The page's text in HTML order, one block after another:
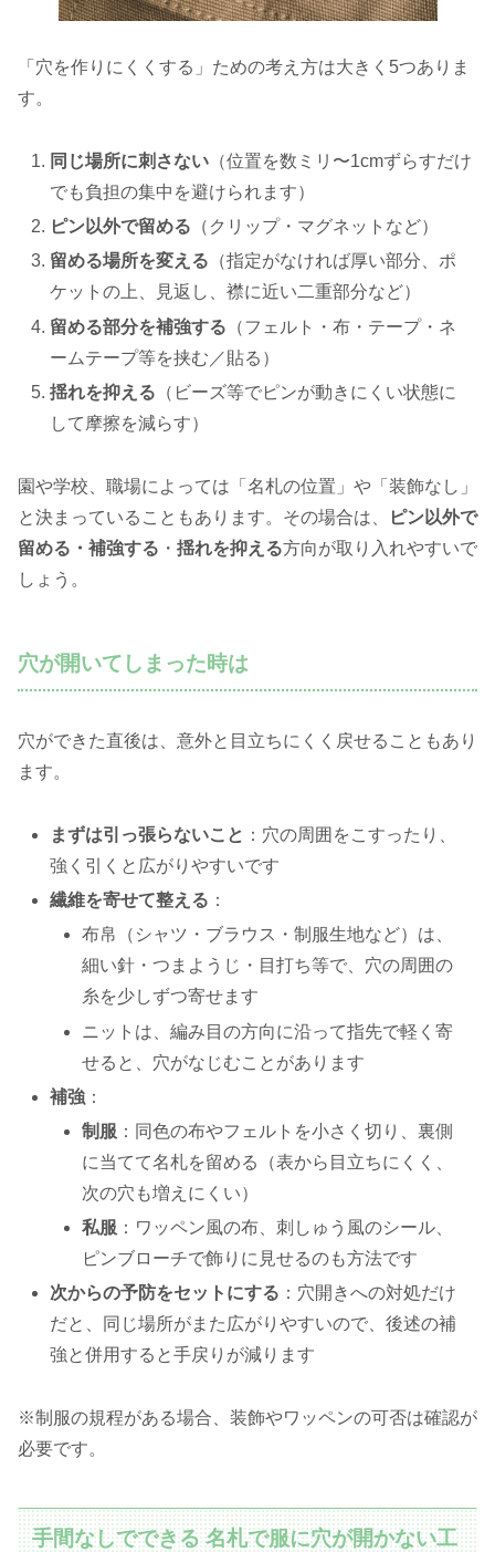
「穴を作りにくくする」ための考え方は大きく5つありま
す。
同じ場所に刺さない （位置を数ミリ〜1cmずらすだけ
でも負担の集中を避けられます）
ピン以外で留める （クリップ・マグネットなど）
留める場所を変える （指定がなければ厚い部分、ポ
ケットの上、見返し、襟に近い二重部分など）
留める部分を補強する （フェルト・布・テープ・ネ
ームテープ等を挟む／貼る）
揺れを抑える （ビーズ等でピンが動きにくい状態に
して摩擦を減らす）
園や学校、職場によっては「名札の位置」や「装飾なし」
と決まっていることもあります。その場合は、
ピン以外で
留める・ 補強する ・ 揺れを抑える方向が取り入れやすいで
しょう。
穴が開いてしまった時は
穴ができた直後は、意外と目立ちにくく戻せることもあり
ます。
まずは引っ張らないこと ：穴の周囲をこすったり、
強く引くと広がりやすいです
繊維を寄せて整える ：
布帛（シャツ・ブラウス・制服生地など）は、
細い針・つまようじ・目打ち等で、穴の周囲の
糸を少しずつ寄せます
ニットは、編み目の方向に沿って指先で軽く寄
せると、穴がなじむことがあります
補強 ：
制服 ：同色の布やフェルトを小さく切り、裏側
に当てて名札を留める（表から目立ちにくく、
次の穴も増えにくい）
私服 ：ワッペン風の布、刺しゅう風のシール、
ピンブローチで飾りに見せるのも方法です
次からの予防をセットにする ：穴開きへの対処だけ
だと、同じ場所がまた広がりやすいので、後述の補
強と併用すると手戻りが減ります
※制服の規程がある場合、装飾やワッペンの可否は確認が
必要です。
手間なしでできる 名札で服に穴が開かない工